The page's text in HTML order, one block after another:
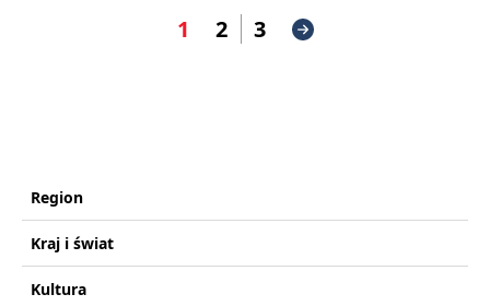
1 2 3
Region
Kraj i świat
Kultura